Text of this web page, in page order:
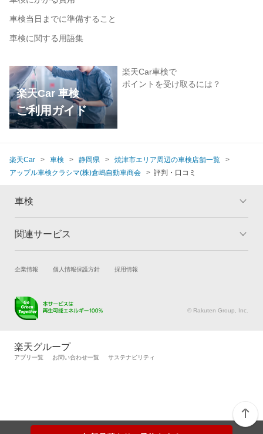
車検当日までに準備すること
車検に関する用語集
楽天Car 車検
ご利用ガイド
楽天Car車検で
ポイントを受け取るには？
楽天Car 車検 静岡県
焼津市エリア周辺の車検店舗一覧
アップル車検クラシマ(株)倉嶋自動車商会
評判・口コミ
車検
トップ
車検の基礎知識 キャンペーン一覧
関連サービス
試乗・商談 新車購入
キズ修理予約
メンテナンス管理
自動車カタログ 自動車保険
企業情報 個人情報保護方針 採用情報
© Rakuten Group, Inc.
楽天グループ
アプリ一覧 お問い合わせ一覧 サステナビリティ